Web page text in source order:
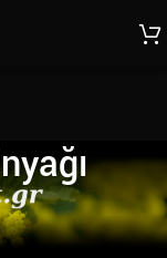
etiketlendi